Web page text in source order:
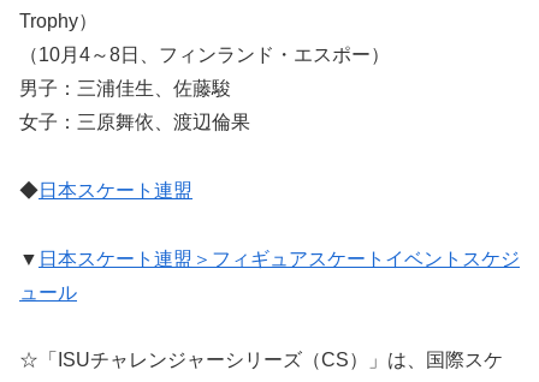
Trophy）
（10月4～8日、フィンランド・エスポー）
男子：三浦佳生、佐藤駿
女子：三原舞依、渡辺倫果
◆日本スケート連盟
▼ 日本スケート連盟＞フィギュアスケートイベントスケジ
ュール
☆「ISUチャレンジャーシリーズ（CS）」は、国際スケ